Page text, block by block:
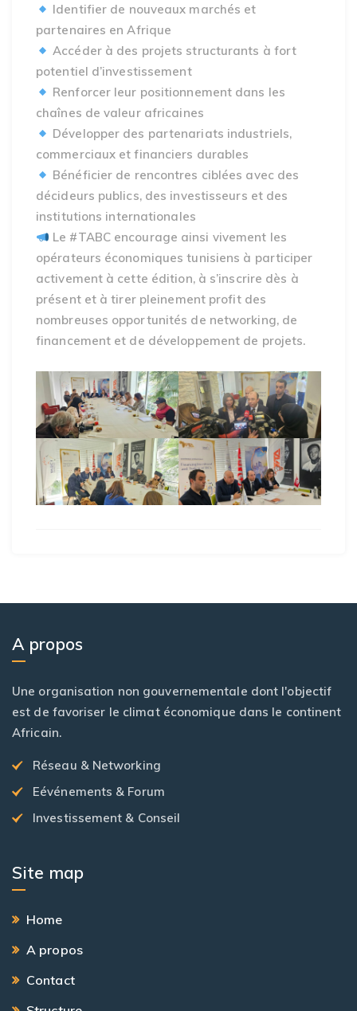
Identifier de nouveaux marchés et
partenaires en Afrique
Accéder à des projets structurants à fort
potentiel d’investissement
Renforcer leur positionnement dans les
chaînes de valeur africaines
Développer des partenariats industriels,
commerciaux et financiers durables
Bénéficier de rencontres ciblées avec des
décideurs publics, des investisseurs et des
institutions internationales
Le #TABC encourage ainsi vivement les
opérateurs économiques tunisiens à participer
activement à cette édition, à s’inscrire dès à
présent et à tirer pleinement profit des
nombreuses opportunités de networking, de
financement et de développement de projets.
A propos
Une organisation non gouvernementale dont l'objectif
est de favoriser le climat économique dans le continent
Africain.
Réseau & Networking
Eévénements & Forum
Investissement & Conseil
Site map
Home
A propos
Contact